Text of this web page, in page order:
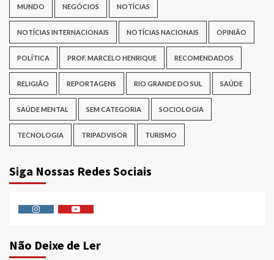
MUNDO NEGÓCIOS NOTÍCIAS
NOTÍCIAS INTERNACIONAIS NOTÍCIAS NACIONAIS OPINIÃO
POLÍTICA PROF. MARCELO HENRIQUE RECOMENDADOS
RELIGIÃO REPORTAGENS RIO GRANDE DO SUL SAÚDE
SAÚDE MENTAL SEM CATEGORIA SOCIOLOGIA
TECNOLOGIA TRIPADVISOR TURISMO
Siga Nossas Redes Sociais
Não Deixe de Ler